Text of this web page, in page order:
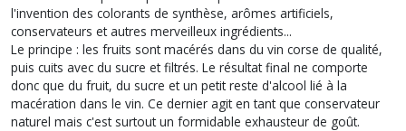
l'invention des colorants de synthèse, arômes artificiels,
conservateurs et autres merveilleux ingrédients...
Le principe : les fruits sont macérés dans du vin corse de qualité,
puis cuits avec du sucre et filtrés. Le résultat final ne comporte
donc que du fruit, du sucre et un petit reste d'alcool lié à la
macération dans le vin. Ce dernier agit en tant que conservateur
naturel mais c'est surtout un formidable exhausteur de goût.